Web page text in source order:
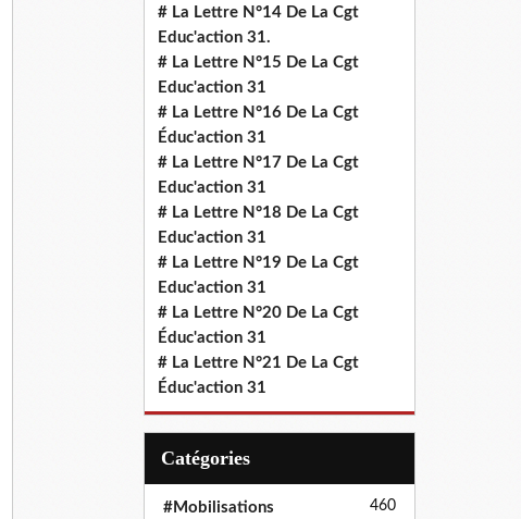
# La Lettre N°14 De La Cgt
Educ'action 31.
# La Lettre N°15 De La Cgt
Educ'action 31
# La Lettre N°16 De La Cgt
Éduc'action 31
# La Lettre N°17 De La Cgt
Educ'action 31
# La Lettre N°18 De La Cgt
Educ'action 31
# La Lettre N°19 De La Cgt
Educ'action 31
# La Lettre N°20 De La Cgt
Éduc'action 31
# La Lettre N°21 De La Cgt
Éduc'action 31
Catégories
#Mobilisations 460